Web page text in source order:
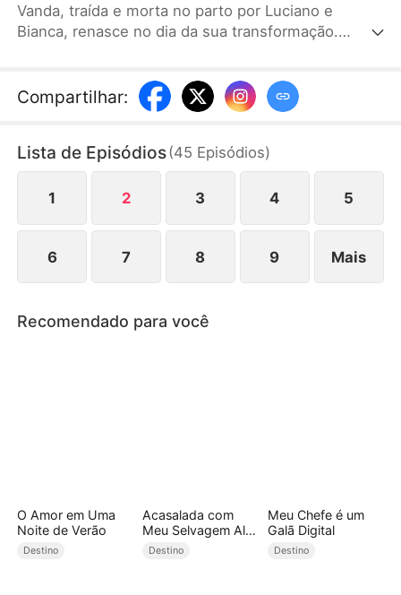
Vanda, traída e morta no parto por Luciano e
Bianca, renasce no dia da sua transformação.
Para não cair nas armadilhas de novo, ela escolhe o
Rei das Feras como marido e se torna sua rainha.
Compartilhar:
Lista de Episódios(45 Episódios)
1 2 3 4 5
6 7 8 9 Mais
Recomendado para você
O Amor em Uma
Noite de Verão
Destino
Acasalada com
Meu Selvagem Alfa
(Dublado)
Destino
Meu Chefe é um
Galã Digital
Destino